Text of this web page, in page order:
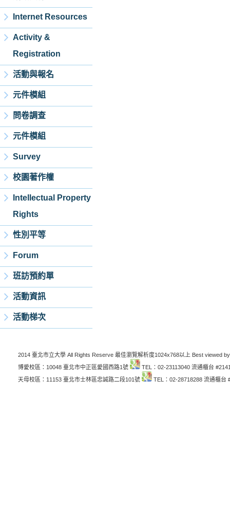
Internet Resources
Activity &
Registration
活動與報名
元件模組
問卷調查
元件模組
Survey
校園著作權
Intellectual Property
Rights
性別平等
Forum
班訪預約單
活動資訊
活動梯次
2014 臺北市立大學 All Rights Reserve 最佳瀏覽解析度1024x768以上 Best viewed
博愛校區：10048 臺北市中正區愛國西路1號
TEL：02-23113040 流通櫃台
天母校區：11153 臺北市士林區忠誠路二段101號
TEL：02-28718288 流通櫃台